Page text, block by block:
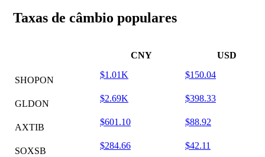
Taxas de câmbio populares
CNY USD
SHOPON
$1.01K $150.04
GLDON
$2.69K $398.33
AXTIB
$601.10 $88.92
SOXSB
$284.66 $42.11